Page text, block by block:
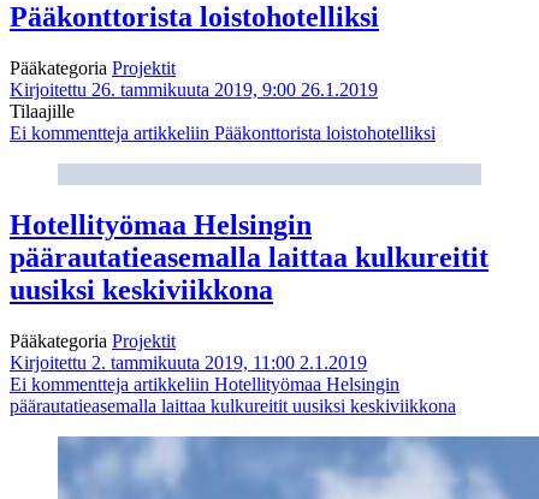
Pääkonttorista loistohotelliksi
Pääkategoria Projektit
Kirjoitettu 26. tammikuuta 2019, 9:00 26.1.2019
Tilaajille
Ei kommentteja artikkeliin Pääkonttorista loistohotelliksi
Hotellityömaa Helsingin
päärautatieasemalla laittaa kulkureitit
uusiksi keskiviikkona
Pääkategoria Projektit
Kirjoitettu 2. tammikuuta 2019, 11:00 2.1.2019
Ei kommentteja artikkeliin Hotellityömaa Helsingin
päärautatieasemalla laittaa kulkureitit uusiksi keskiviikkona